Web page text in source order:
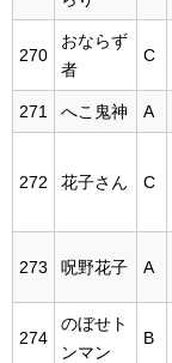
270
おならず
者
C
271 へこ鬼神 A
272 花子さん C
273 呪野花子 A
274
のぼせト
ンマン
B